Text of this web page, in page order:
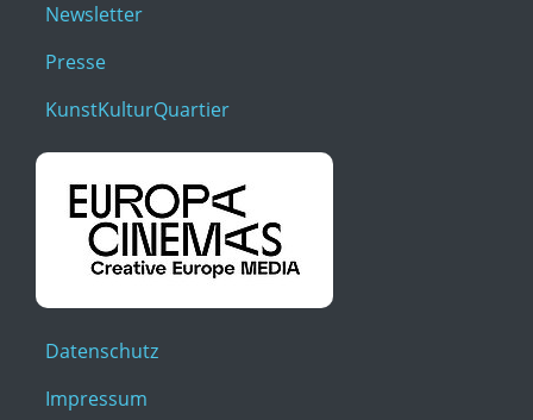
Newsletter
Presse
KunstKulturQuartier
Datenschutz
Impressum